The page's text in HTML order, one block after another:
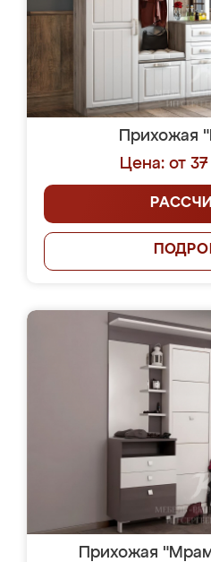
Прихожая
Цена: от
Прихожая